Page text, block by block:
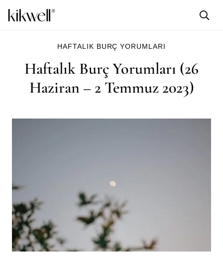
HAFTALIK BURÇ YORUMLARI
Haftalık Burç Yorumları (26
Haziran – 2 Temmuz 2023)